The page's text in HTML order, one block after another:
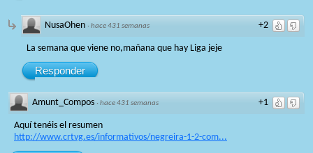
+2
NusaOhen ·hace 431 semanas
La semana que viene no,mañana que hay Liga jeje
Responder
+1
Amunt_Compos ·hace 431 semanas
Aquí tenéis el resumen
http://www.crtvg.es/informativos/negreira-1-2-com...